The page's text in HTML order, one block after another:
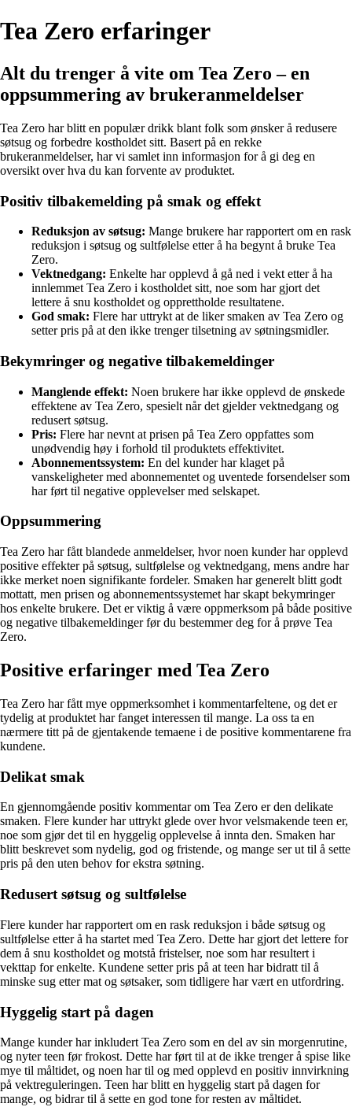
Tea Zero erfaringer
Alt du trenger å vite om Tea Zero – en
oppsummering av brukeranmeldelser
Tea Zero har blitt en populær drikk blant folk som ønsker å redusere
søtsug og forbedre kostholdet sitt. Basert på en rekke
brukeranmeldelser, har vi samlet inn informasjon for å gi deg en
oversikt over hva du kan forvente av produktet.
Positiv tilbakemelding på smak og effekt
Reduksjon av søtsug: Mange brukere har rapportert om en rask
reduksjon i søtsug og sultfølelse etter å ha begynt å bruke Tea
Zero.
Vektnedgang: Enkelte har opplevd å gå ned i vekt etter å ha
innlemmet Tea Zero i kostholdet sitt, noe som har gjort det
lettere å snu kostholdet og opprettholde resultatene.
God smak: Flere har uttrykt at de liker smaken av Tea Zero og
setter pris på at den ikke trenger tilsetning av søtningsmidler.
Bekymringer og negative tilbakemeldinger
Manglende effekt: Noen brukere har ikke opplevd de ønskede
effektene av Tea Zero, spesielt når det gjelder vektnedgang og
redusert søtsug.
Pris: Flere har nevnt at prisen på Tea Zero oppfattes som
unødvendig høy i forhold til produktets effektivitet.
Abonnementssystem: En del kunder har klaget på
vanskeligheter med abonnementet og uventede forsendelser som
har ført til negative opplevelser med selskapet.
Oppsummering
Tea Zero har fått blandede anmeldelser, hvor noen kunder har opplevd
positive effekter på søtsug, sultfølelse og vektnedgang, mens andre har
ikke merket noen signifikante fordeler. Smaken har generelt blitt godt
mottatt, men prisen og abonnementssystemet har skapt bekymringer
hos enkelte brukere. Det er viktig å være oppmerksom på både positive
og negative tilbakemeldinger før du bestemmer deg for å prøve Tea
Zero.
Positive erfaringer med Tea Zero
Tea Zero har fått mye oppmerksomhet i kommentarfeltene, og det er
tydelig at produktet har fanget interessen til mange. La oss ta en
nærmere titt på de gjentakende temaene i de positive kommentarene fra
kundene.
Delikat smak
En gjennomgående positiv kommentar om Tea Zero er den delikate
smaken. Flere kunder har uttrykt glede over hvor velsmakende teen er,
noe som gjør det til en hyggelig opplevelse å innta den. Smaken har
blitt beskrevet som nydelig, god og fristende, og mange ser ut til å sette
pris på den uten behov for ekstra søtning.
Redusert søtsug og sultfølelse
Flere kunder har rapportert om en rask reduksjon i både søtsug og
sultfølelse etter å ha startet med Tea Zero. Dette har gjort det lettere for
dem å snu kostholdet og motstå fristelser, noe som har resultert i
vekttap for enkelte. Kundene setter pris på at teen har bidratt til å
minske sug etter mat og søtsaker, som tidligere har vært en utfordring.
Hyggelig start på dagen
Mange kunder har inkludert Tea Zero som en del av sin morgenrutine,
og nyter teen før frokost. Dette har ført til at de ikke trenger å spise like
mye til måltidet, og noen har til og med opplevd en positiv innvirkning
på vektreguleringen. Teen har blitt en hyggelig start på dagen for
mange, og bidrar til å sette en god tone for resten av måltidet.